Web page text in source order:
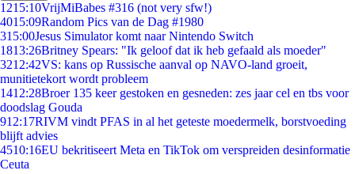
1215:10VrijMiBabes #316 (not very sfw!)
4015:09Random Pics van de Dag #1980
315:00Jesus Simulator komt naar Nintendo Switch
1813:26Britney Spears: "Ik geloof dat ik heb gefaald als moeder"
3212:42VS: kans op Russische aanval op NAVO-land groeit,
munitietekort wordt probleem
1412:28Broer 135 keer gestoken en gesneden: zes jaar cel en tbs voor
doodslag Gouda
912:17RIVM vindt PFAS in al het geteste moedermelk, borstvoeding
blijft advies
4510:16EU bekritiseert Meta en TikTok om verspreiden desinformatie
Ceuta